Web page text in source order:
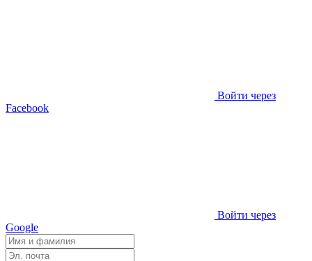
Войти через
Facebook
Войти через
Google